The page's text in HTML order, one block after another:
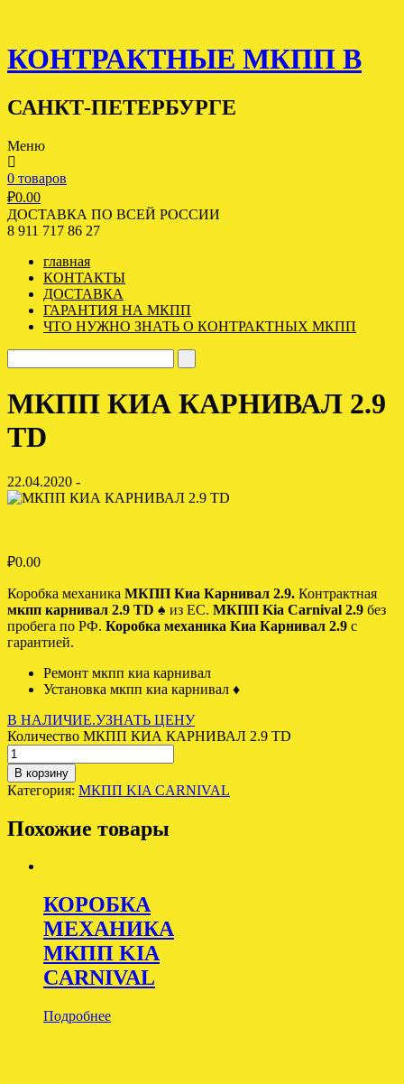
КОНТРАКТНЫЕ МКПП В
САНКТ-ПЕТЕРБУРГЕ
Меню
0 товаров
₽0.00
ДОСТАВКА ПО ВСЕЙ РОССИИ
8 911 717 86 27
главная
КОНТАКТЫ
ДОСТАВКА
ГАРАНТИЯ НА МКПП
ЧТО НУЖНО ЗНАТЬ О КОНТРАКТНЫХ МКПП
МКПП КИА КАРНИВАЛ 2.9
TD
22.04.2020 -
₽0.00
Коробка механика МКПП Киа Карнивал 2.9. Контрактная
мкпп карнивал 2.9 TD ♠ из ЕС. МКПП Kia Carnival 2.9 без
пробега по РФ. Коробка механика Киа Карнивал 2.9 с
гарантией.
Ремонт мкпп киа карнивал
Установка мкпп киа карнивал ♦
В НАЛИЧИЕ.УЗНАТЬ ЦЕНУ
Количество МКПП КИА КАРНИВАЛ 2.9 TD
В корзину
Категория: МКПП KIA CARNIVAL
Похожие товары
КОРОБКА
МЕХАНИКА
МКПП KIA
CARNIVAL
Подробнее